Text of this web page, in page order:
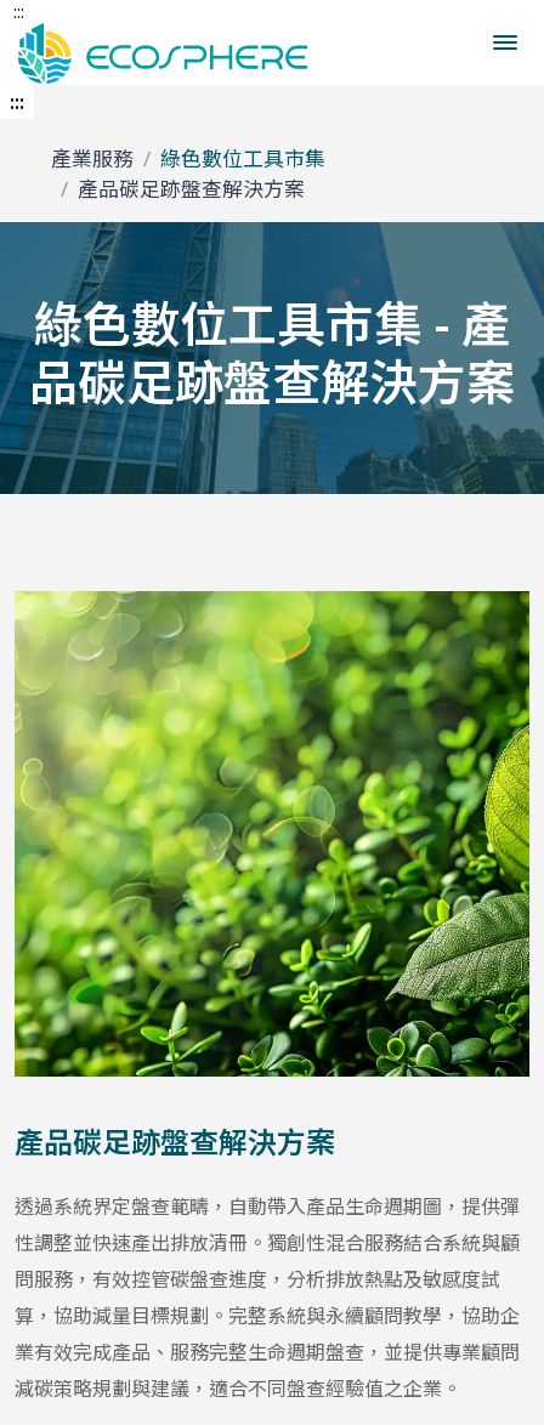
跳
到
中
內
:::
:::
首頁
產業服務
綠色數位工具市集
產品碳足跡盤查解決方案
綠色數位工具市集 - 產
品碳足跡盤查解決方案
產品碳足跡盤查解決方案
透過系統界定盤查範疇，自動帶入產品生命週期圖，提供彈
性調整並快速產出排放清冊。獨創性混合服務結合系統與顧
問服務，有效控管碳盤查進度，分析排放熱點及敏感度試
算，協助減量目標規劃。完整系統與永續顧問教學，協助企
業有效完成產品、服務完整生命週期盤查，並提供專業顧問
減碳策略規劃與建議，適合不同盤查經驗值之企業。